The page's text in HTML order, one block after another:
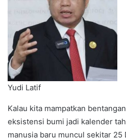
Yudi Latif
Kalau kita mampatkan
eksistensi bumi jadi kalender
manusia baru muncul sekitar 25